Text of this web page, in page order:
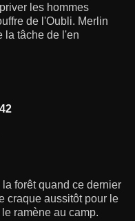
les hommes
de l'Oubli. Merlin
la tâche de l'en
forêt quand ce dernier
craque aussitôt pour le
ramène au camp.